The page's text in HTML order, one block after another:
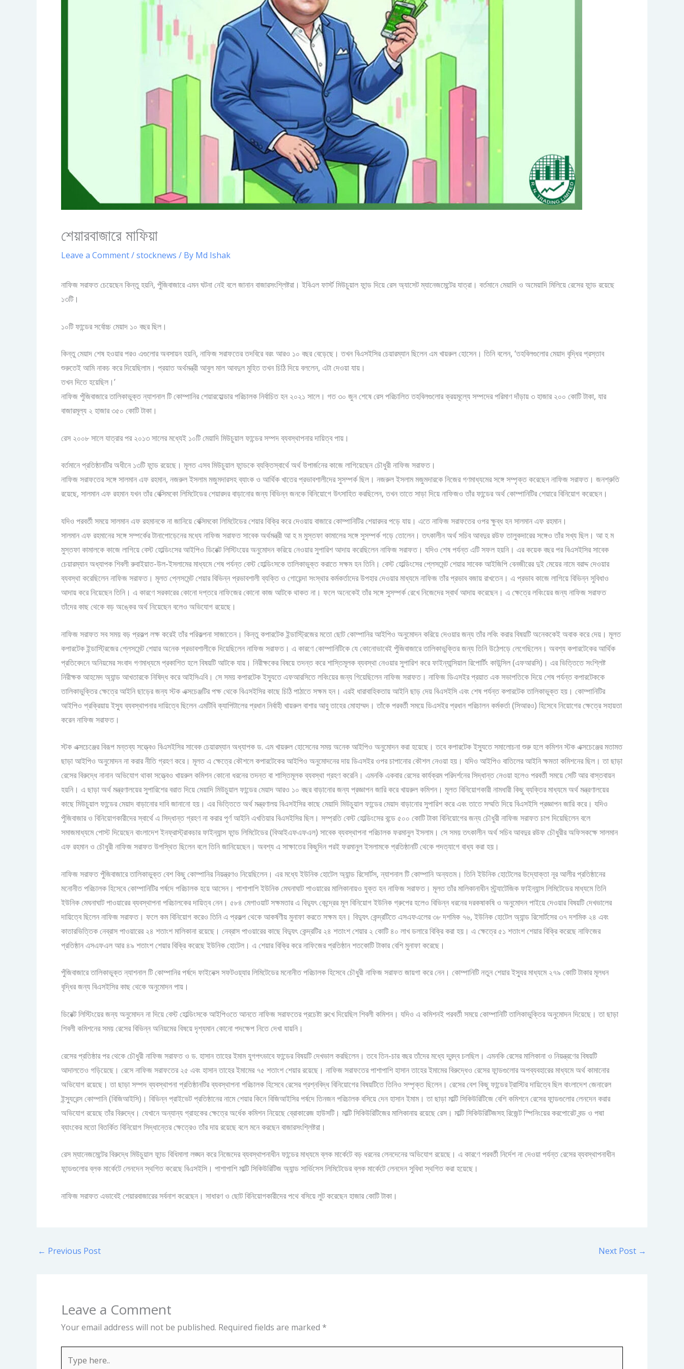
শেয়ারবাজারে মাফিয়া
Leave a Comment/stocknews / By Md Ishak
নাফিজ সরাফত চেয়েছেন কিন্তু হয়নি, পুঁজিবাজারে এমন ঘটনা নেই বলে জানান বাজারসংশ্লিষ্টরা। ইবিএল ফার্স্ট মিউচুয়াল ফান্ড দিয়ে রেস অ্যাসেট ম্যানেজমেন্টের যাত্রা। বর্তমানে মেয়াদি ও অমেয়াদি মিলিয়ে রেসের ফান্ড রয়েছে
১৩টি।
১০টি ফান্ডের সর্বোচ্চ মেয়াদ ১০ বছর ছিল।
কিন্তু মেয়াদ শেষ হওয়ার পরও এগুলোর অবসায়ন হয়নি, নাফিজ সরাফতের তদবিরে বরং আরও ১০ বছর বেড়েছে। তখন বিএসইসির চেয়ারম্যান ছিলেন এম খায়রুল হোসেন। তিনি বলেন, ‘তহবিলগুলোর মেয়াদ বৃদ্ধির প্রস্তাব
শুরুতেই আমি নাকচ করে দিয়েছিলাম। প্রয়াত অর্থমন্ত্রী আবুল মাল আবদুল মুহিত তখন চিঠি দিয়ে বললেন, এটা দেওয়া যায়।
তখন দিতে হয়েছিল।’
নাফিজ পুঁজিবাজারে তালিকাভুক্ত ন্যাশনাল টি কোম্পানির শেয়ারহোল্ডার পরিচালক নির্বাচিত হন ২০২১ সালে। গত ৩০ জুন শেষে রেস পরিচালিত তহবিলগুলোর ক্রয়মূল্যে সম্পদের পরিমাণ দাঁড়ায় ৩ হাজার ২০০ কোটি টাকা, যার
বাজারমূল্য ২ হাজার ৩৫০ কোটি টাকা।
রেস ২০০৮ সালে যাত্রার পর ২০১৩ সালের মধ্যেই ১০টি মেয়াদি মিউচুয়াল ফান্ডের সম্পদ ব্যবস্থাপনার দায়িত্ব পায়।
বর্তমানে প্রতিষ্ঠানটির অধীনে ১৩টি ফান্ড রয়েছে। মূলত এসব মিউচুয়াল ফান্ডকে ব্যক্তিস্বার্থে অর্থ উপার্জনের কাজে লাগিয়েছেন চৌধুরী নাফিজ সরাফত।
নাফিজ সরাফতের সঙ্গে সালমান এফ রহমান, নজরুল ইসলাম মজুমদারসহ ব্যাংক ও আর্থিক খাতের প্রভাবশালীদের সুসম্পর্ক ছিল। নজরুল ইসলাম মজুমদারকে নিজের গণমাধ্যমের সঙ্গে সম্পৃক্ত করেছেন নাফিজ সরাফত। জনশ্রুতি
রয়েছে, সালমান এফ রহমান যখন তাঁর বেক্সিমকো লিমিটেডের শেয়ারদর বাড়ানোর জন্য বিভিন্ন জনকে বিনিয়োগে উৎসাহিত করছিলেন, তখন তাতে সাড়া দিয়ে নাফিজও তাঁর ফান্ডের অর্থ কোম্পানিটির শেয়ারে বিনিয়োগ করেছেন।
যদিও পরবর্তী সময়ে সালমান এফ রহমানকে না জানিয়ে বেক্সিমকো লিমিটেডের শেয়ার বিক্রি করে দেওয়ায় বাজারে কোম্পানিটির শেয়ারদর পড়ে যায়। এতে নাফিজ সরাফতের ওপর ক্ষুব্ধ হন সালমান এফ রহমান।
সালমান এফ রহমানের সঙ্গে সম্পর্কের টানাপোড়েনের মধ্যে নাফিজ সরাফত সাবেক অর্থমন্ত্রী আ হ ম মুস্তফা কামালের সঙ্গে সুসম্পর্ক গড়ে তোলেন। তৎকালীন অর্থ সচিব আবদুর রউফ তালুকদারের সঙ্গেও তাঁর সখ্য ছিল। আ হ ম
মুস্তফা কামালকে কাজে লাগিয়ে বেস্ট হোল্ডিংসের আইপিও ডিরেক্ট লিস্টিংয়ের অনুমোদন করিয়ে নেওয়ার সুপারিশ আদায় করেছিলেন নাফিজ সরাফত। যদিও শেষ পর্যন্ত এটি সফল হয়নি। এর কয়েক বছর পর বিএসইসির সাবেক
চেয়ারম্যান অধ্যাপক শিবলী রুবাইয়াত-উল-ইসলামের মাধ্যমে শেষ পর্যন্ত বেস্ট হোল্ডিংসকে তালিকাভুক্ত করাতে সক্ষম হন তিনি। বেস্ট হোল্ডিংসের প্লেসমেন্ট শেয়ার সাবেক আইজিপি বেনজীরের দুই মেয়ের নামে বরাদ্দ দেওয়ার
ব্যবস্থা করেছিলেন নাফিজ সরাফত। মূলত প্লেসমেন্ট শেয়ার বিভিন্ন প্রভাবশালী ব্যক্তি ও গোয়েন্দা সংস্থার কর্মকর্তাদের উপহার দেওয়ার মাধ্যমে নাফিজ তাঁর প্রভাব বজায় রাখতেন। এ প্রভাব কাজে লাগিয়ে বিভিন্ন সুবিধাও
আদায় করে নিয়েছেন তিনি। এ কারণে সরকারের কোনো দপ্তরে নাফিজের কোনো কাজ আটকে থাকত না। ফলে অনেকেই তাঁর সঙ্গে সুসম্পর্ক রেখে নিজেদের স্বার্থ আদায় করেছেন। এ ক্ষেত্রে লবিংয়ের জন্য নাফিজ সরাফত
তাঁদের কাছ থেকে বড় অঙ্কের অর্থ নিয়েছেন বলেও অভিযোগ রয়েছে।
নাফিজ সরাফত সব সময় বড় প্রকল্প লক্ষ করেই তাঁর পরিকল্পনা সাজাতেন। কিন্তু কপারটেক ইন্ডাস্ট্রিজের মতো ছোট কোম্পানির আইপিও অনুমোদন করিয়ে দেওয়ার জন্য তাঁর লবিং করার বিষয়টি অনেককেই অবাক করে দেয়। মূলত
কপারটেক ইন্ডাস্ট্রিজের প্লেসমেন্ট শেয়ার অনেক প্রভাবশালীকে দিয়েছিলেন নাফিজ সরাফত। এ কারণে কোম্পানিটিকে যে কোনোভাবেই পুঁজিবাজারে তালিকাভুক্তির জন্য তিনি উঠেপড়ে লেগেছিলেন। অবশ্য কপারটেকের আর্থিক
প্রতিবেদনে অনিয়মের সংবাদ গণমাধ্যমে প্রকাশিত হলে বিষয়টি আটকে যায়। নিরীক্ষকের বিষয়ে তদন্ত করে শাস্তিমূলক ব্যবস্থা নেওয়ার সুপারিশ করে ফাইন্যান্সিয়াল রিপোর্টিং কাউন্সিল (এফআরসি)। এর ভিত্তিতে সংশ্লিষ্ট
নিরীক্ষক আহমেদ অ্যান্ড আখতারকে নিষিদ্ধ করে আইসিএবি। সে সময় কপারটেক ইস্যুতে এফআরসিতে লবিংয়ের জন্য গিয়েছিলেন নাফিজ সরাফত। নাফিজ ডিএসইর প্রয়াত এক সভাপতিকে দিয়ে শেষ পর্যন্ত কপারটেককে
তালিকাভুক্তির ক্ষেত্রে আইনি ছাড়ের জন্য স্টক এক্সচেঞ্জটির পক্ষ থেকে বিএসইসির কাছে চিঠি পাঠাতে সক্ষম হন। এরই ধারাবাহিকতায় আইনি ছাড় দেয় বিএসইসি এবং শেষ পর্যন্ত কপারটেক তালিকাভুক্ত হয়। কোম্পানিটির
আইপিও প্রক্রিয়ায় ইস্যু ব্যবস্থাপনার দায়িত্বে ছিলেন এমটিবি ক্যাপিটালের প্রধান নির্বাহী খায়রুল বাশার আবু তাহের মোহাম্মদ। তাঁকে পরবর্তী সময়ে ডিএসইর প্রধান পরিচালন কর্মকর্তা (সিআরও) হিসেবে নিয়োগের ক্ষেত্রে সহায়তা
করেন নাফিজ সরাফত।
স্টক এক্সচেঞ্জের বিরূপ মন্তব্য সত্ত্বেও বিএসইসির সাবেক চেয়ারম্যান অধ্যাপক ড. এম খায়রুল হোসেনের সময় অনেক আইপিও অনুমোদন করা হয়েছে। তবে কপারটেক ইস্যুতে সমালোচনা শুরু হলে কমিশন স্টক এক্সচেঞ্জের মতামত
ছাড়া আইপিও অনুমোদন না করার নীতি গ্রহণ করে। মূলত এ ক্ষেত্রে কৌশলে কপারটেকের আইপিও অনুমোদনের দায় ডিএসইর ওপর চাপানোর কৌশল নেওয়া হয়। যদিও আইপিও বাতিলের আইনি ক্ষমতা কমিশনের ছিল। তা ছাড়া
রেসের বিরুদ্ধে নানান অভিযোগ থাকা সত্ত্বেও খায়রুল কমিশন কোনো ধরনের তদন্ত বা শাস্তিমূলক ব্যবস্থা গ্রহণ করেনি। এমনকি একবার রেসের কার্যক্রম পরিদর্শনের সিদ্ধান্ত নেওয়া হলেও পরবর্তী সময়ে সেটি আর বাস্তবায়ন
হয়নি। এ ছাড়া অর্থ মন্ত্রণালয়ের সুপারিশের বরাত দিয়ে মেয়াদি মিউচুয়াল ফান্ডের মেয়াদ আরও ১০ বছর বাড়ানোর জন্য প্রজ্ঞাপন জারি করে খায়রুল কমিশন। মূলত বিনিয়োগকারী নামধারী কিছু ব্যক্তির মাধ্যমে অর্থ মন্ত্রণালয়ের
কাছে মিউচুয়াল ফান্ডের মেয়াদ বাড়ানোর দাবি জানানো হয়। এর ভিত্তিতে অর্থ মন্ত্রণালয় বিএসইসির কাছে মেয়াদি মিউচুয়াল ফান্ডের মেয়াদ বাড়ানোর সুপারিশ করে এবং তাতে সম্মতি দিয়ে বিএসইসি প্রজ্ঞাপন জারি করে। যদিও
পুঁজিবাজার ও বিনিয়োগকারীদের স্বার্থে এ সিদ্ধান্ত গ্রহণ না করার পূর্ণ আইনি এখতিয়ার বিএসইসির ছিল। সম্প্রতি বেস্ট হোল্ডিংসের বন্ডে ৫০০ কোটি টাকা বিনিয়োগের জন্য চৌধুরী নাফিজ সরাফত চাপ দিয়েছিলেন বলে
সমাজমাধ্যমে পোস্ট দিয়েছেন বাংলাদেশ ইনফ্রাস্ট্রাকচার ফাইন্যান্স ফান্ড লিমিটেডের (বিআইএফএফএল) সাবেক ব্যবস্থাপনা পরিচালক ফরমানুল ইসলাম। সে সময় তৎকালীন অর্থ সচিব আবদুর রউফ চৌধুরীর অফিসকক্ষে সালমান
এফ রহমান ও চৌধুরী নাফিজ সরাফত উপস্থিত ছিলেন বলে তিনি জানিয়েছেন। অবশ্য এ সাক্ষাতের কিছুদিন পরই ফরমানুল ইসলামকে প্রতিষ্ঠানটি থেকে পদত্যাগে বাধ্য করা হয়।
নাফিজ সরাফত পুঁজিবাজারে তালিকাভুক্ত বেশ কিছু কোম্পানির নিয়ন্ত্রণও নিয়েছিলেন। এর মধ্যে ইউনিক হোটেল অ্যান্ড রিসোর্টস, ন্যাশনাল টি কোম্পানি অন্যতম। তিনি ইউনিক হোটেলের উদ্যোক্তা নূর আলীর প্রতিষ্ঠানের
মনোনীত পরিচালক হিসেবে কোম্পানিটির পর্ষদে পরিচালক হয়ে আসেন। পাশাপাশি ইউনিক মেঘনাঘাট পাওয়ারের মালিকানায়ও যুক্ত হন নাফিজ সরাফত। মূলত তাঁর মালিকানাধীন স্ট্র্যাটেজিক ফাইন্যান্স লিমিটেডের মাধ্যমে তিনি
ইউনিক মেঘনাঘাট পাওয়ারের ব্যবস্থাপনা পরিচালকের দায়িত্ব নেন। ৫৮৪ মেগাওয়াট সক্ষমতার এ বিদ্যুৎ কেন্দ্রের মূল বিনিয়োগ ইউনিক গ্রুপের হলেও বিভিন্ন ধরনের দরকষাকষি ও অনুমোদন পাইয়ে দেওয়ার বিষয়টি দেখভালের
দায়িত্বে ছিলেন নাফিজ সরাফত। ফলে কম বিনিয়োগ করেও তিনি এ প্রকল্প থেকে আকর্ষণীয় মুনাফা করতে সক্ষম হন। বিদ্যুৎ কেন্দ্রটিতে এসএফএলের ৩৮ দশমিক ৭৬, ইউনিক হোটেল অ্যান্ড রিসোর্টসের ৩৭ দশমিক ২৪ এবং
কাতারভিত্তিক নেব্রাস পাওয়ারের ২৪ শতাংশ মালিকানা রয়েছে। নেব্রাস পাওয়ারের কাছে বিদ্যুৎ কেন্দ্রটির ২৪ শতাংশ শেয়ার ২ কোটি ৪০ লাখ ডলারে বিক্রি করা হয়। এ ক্ষেত্রে ৫১ শতাংশ শেয়ার বিক্রি করেছে নাফিজের
প্রতিষ্ঠান এসএফএল আর ৪৯ শতাংশ শেয়ার বিক্রি করেছে ইউনিক হোটেল। এ শেয়ার বিক্রি করে নাফিজের প্রতিষ্ঠান শতকোটি টাকার বেশি মুনাফা করেছে।
পুঁজিবাজারে তালিকাভুক্ত ন্যাশনাল টি কোম্পানির পর্ষদে ফাইনেক্স সফটওয়্যার লিমিটেডের মনোনীত পরিচালক হিসেবে চৌধুরী নাফিজ সরাফত জায়গা করে নেন। কোম্পানিটি নতুন শেয়ার ইস্যুর মাধ্যমে ২৭৯ কোটি টাকার মূলধন
বৃদ্ধির জন্য বিএসইসির কাছ থেকে অনুমোদন পায়।
ডিরেক্ট লিস্টিংয়ের জন্য অনুমোদন না দিয়ে বেস্ট হোল্ডিংসকে আইপিওতে আনতে নাফিজ সরাফতের প্রচেষ্টা রুখে দিয়েছিল শিবলী কমিশন। যদিও এ কমিশনই পরবর্তী সময়ে কোম্পানিটি তালিকাভুক্তির অনুমোদন দিয়েছে। তা ছাড়া
শিবলী কমিশনের সময় রেসের বিভিন্ন অনিয়মের বিষয়ে দৃশ্যমান কোনো পদক্ষেপ নিতে দেখা যায়নি।
রেসের প্রতিষ্ঠার পর থেকে চৌধুরী নাফিজ সরাফত ও ড. হাসান তাহের ইমাম যুগপৎভাবে ফান্ডের বিষয়টি দেখভাল করছিলেন। তবে তিন-চার বছর তাঁদের মধ্যে দ্বন্দ্ব চলছিল। এমনকি রেসের মালিকানা ও নিয়ন্ত্রণের বিষয়টি
আদালতেও গড়িয়েছে। রেসে নাফিজ সরাফতের ২৫ এবং হাসান তাহের ইমামের ৭৫ শতাংশ শেয়ার রয়েছে। নাফিজ সরাফতের পাশাপাশি হাসান তাহের ইমামের বিরুদ্ধেও রেসের ফান্ডগুলোর অপব্যবহারের মাধ্যমে অর্থ কামানোর
অভিযোগ রয়েছে। তা ছাড়া সম্পদ ব্যবস্থাপনা প্রতিষ্ঠানটির ব্যবস্থাপনা পরিচালক হিসেবে রেসের প্রশ্নবিদ্ধ বিনিয়োগের বিষয়টিতে তিনিও সম্পৃক্ত ছিলেন। রেসের বেশ কিছু ফান্ডের ট্রাস্টির দায়িত্বে ছিল বাংলাদেশ জেনারেল
ইন্স্যুরেন্স কোম্পানি (বিজিআইসি)। বিভিন্ন প্রাইভেট প্রতিষ্ঠানের নামে শেয়ার কিনে বিজিআইসির পর্ষদে তিনজন পরিচালক বসিয়ে দেন হাসান ইমাম। তা ছাড়া মাল্টি সিকিউরিটিজে বেশি কমিশনে রেসের ফান্ডগুলোর লেনদেন করার
অভিযোগ রয়েছে তাঁর বিরুদ্ধে। যেখানে অন্যান্য গ্রাহকের ক্ষেত্রে অর্ধেক কমিশন নিয়েছে ব্রোকারেজ হাউসটি। মাল্টি সিকিউরিটিজের মালিকানায় রয়েছে রেস। মাল্টি সিকিউরিটিজসহ রিজেন্ট স্পিনিংয়ের করপোরেট বন্ড ও পদ্মা
ব্যাংকের মতো বিতর্কিত বিনিয়োগ সিদ্ধান্তের ক্ষেত্রেও তাঁর দায় রয়েছে বলে মনে করছেন বাজারসংশ্লিষ্টরা।
রেস ম্যানেজমেন্টের বিরুদ্ধে মিউচুয়াল ফান্ড বিধিমালা লঙ্ঘন করে নিজেদের ব্যবস্থাপনাধীন ফান্ডের মাধ্যমে ব্লক মার্কেটে বড় ধরনের লেনদেনের অভিযোগ রয়েছে। এ কারণে পরবর্তী নির্দেশ না দেওয়া পর্যন্ত রেসের ব্যবস্থাপনাধীন
ফান্ডগুলোর ব্লক মার্কেটে লেনদেন স্থগিত করেছে বিএসইসি। পাশাপাশি মাল্টি সিকিউরিটিজ অ্যান্ড সার্ভিসেস লিমিটেডের ব্লক মার্কেটে লেনদেন সুবিধা স্থগিত করা হয়েছে।
নাফিজ সরাফত এভাবেই শেয়ারবাজারের সর্বনাশ করেছেন। সাধারণ ও ছোট বিনিয়োগকারীদের পথে বসিয়ে লুট করেছেন হাজার কোটি টাকা।
← Previous Post Next Post →
Leave a Comment
Your email address will not be published. Required fields are marked *